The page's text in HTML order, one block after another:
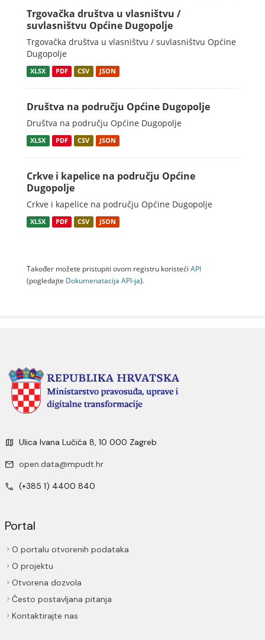
Trgovačka društva u vlasništvu /
suvlasništvu Općine Dugopolje
Trgovačka društva u vlasništvu / suvlasništvu Općine
Dugopolje
XLSX PDF CSV JSON
Društva na području Općine Dugopolje
Društva na području Općine Dugopolje
XLSX PDF CSV JSON
Crkve i kapelice na području Općine
Dugopolje
Crkve i kapelice na području Općine Dugopolje
XLSX PDF CSV JSON
Također možete pristupiti ovom registru koristeći API
(pogledajte Dokumenаtаcijа API-jа).